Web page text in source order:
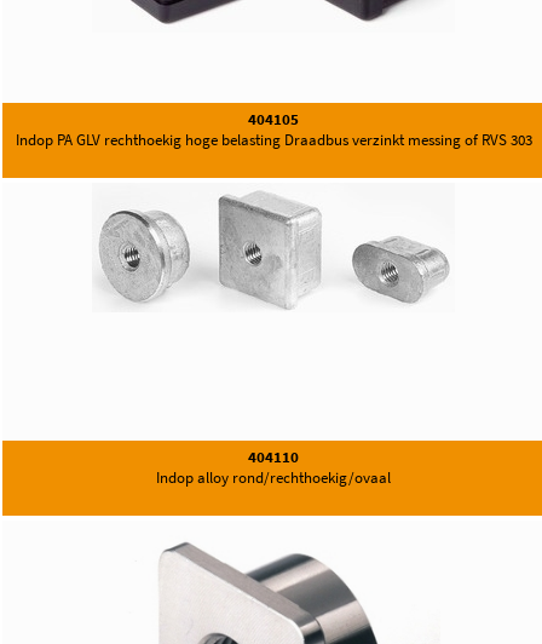
404105
Indop PA GLV rechthoekig hoge belasting Draadbus verzinkt messing of RVS 303
404110
Indop alloy rond/rechthoekig/ovaal